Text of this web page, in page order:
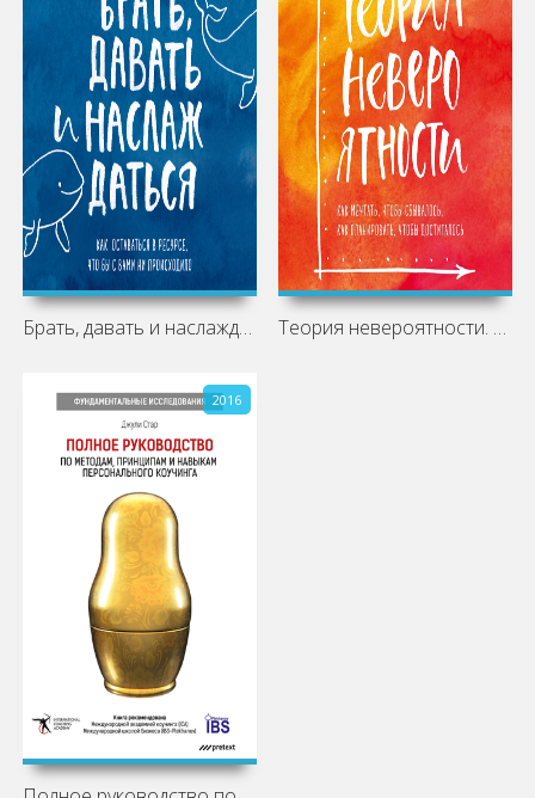
Брать, давать и наслаждаться. Как Теория невероятности. Как мечтать,
2016